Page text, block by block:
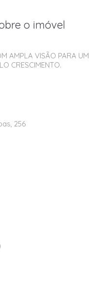
o imóvel
AMPLA VISÃO PARA UM
CRESCIMENTO.
256